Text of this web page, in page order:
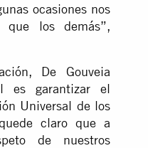
ocasiones nos
los demás”,
De Gouveia
es garantizar el
Universal de los
claro que a
de nuestros